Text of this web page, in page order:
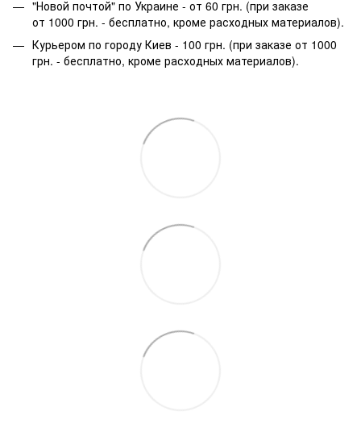
"Новой почтой" по Украине - от 60 грн. (при заказе
от 1000 грн. - бесплатно, кроме расходных материалов).
Курьером по городу Киев - 100 грн. (при заказе от 1000
грн. - бесплатно, кроме расходных материалов).